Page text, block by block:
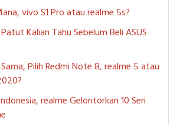
vivo S1 Pro atau realme 5s?
Kalian Tahu Sebelum Beli ASUS
Pilih Redmi Note 8, realme 5 atau
realme Gelontorkan 10 Seri